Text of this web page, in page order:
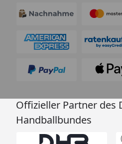
Offizieller Partner des
Handballbundes